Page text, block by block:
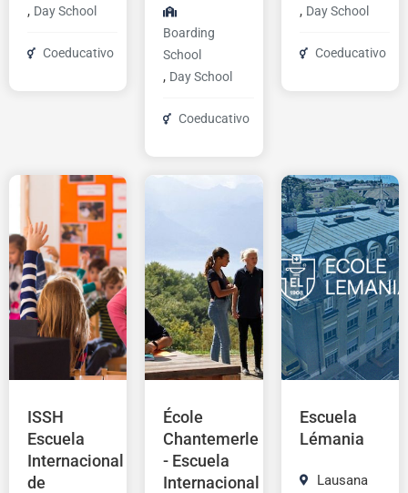
, Day School
Coeducativo
Boarding
School
, Day School
Coeducativo
, Day School
Coeducativo
ISSH
Escuela
Internacional
de
École
Chantemerle
- Escuela
Internacional
Escuela
Lémania
Lausana